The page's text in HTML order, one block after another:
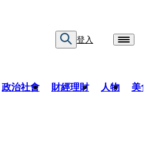
登入
政治社會 財經理財 人物 美